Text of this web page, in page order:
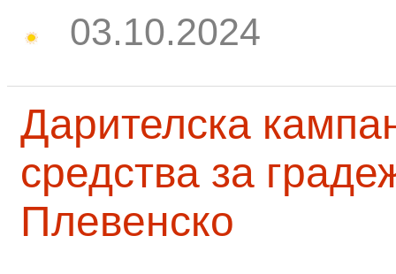
03.10.2024
Дарителска
средства за
Плевенско